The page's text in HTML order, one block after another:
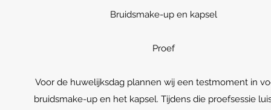
Bruidsmake-up en kapsel
Proef
Voor de huwelijksdag plannen wij een testmoment in
bruidsmake-up en het kapsel. Tijdens die proefsessie